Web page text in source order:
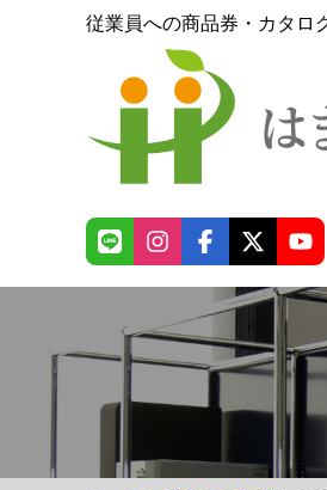
従業員への商品券・カタロ